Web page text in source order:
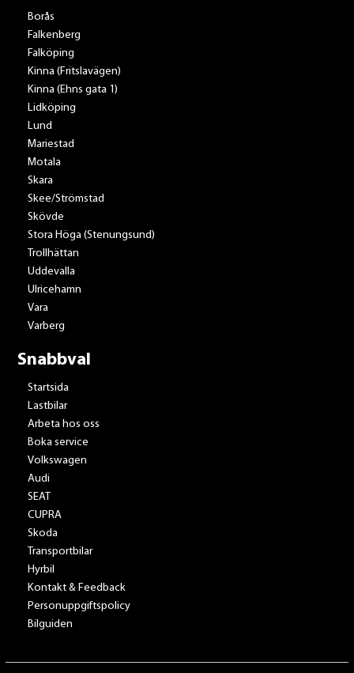
Borås
Falkenberg
Falköping
Kinna (Fritslavägen)
Kinna (Ehns gata 1)
Lidköping
Lund
Mariestad
Motala
Skara
Skee/Strömstad
Skövde
Stora Höga (Stenungsund)
Trollhättan
Uddevalla
Ulricehamn
Vara
Varberg
Snabbval
Startsida
Lastbilar
Arbeta hos oss
Boka service
Volkswagen
Audi
SEAT
CUPRA
Skoda
Transportbilar
Hyrbil
Kontakt & Feedback
Personuppgiftspolicy
Bilguiden